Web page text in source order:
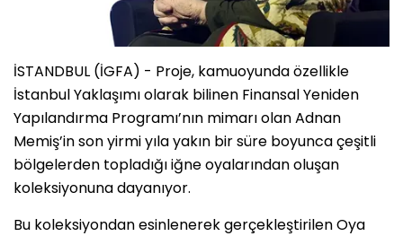
İSTANDBUL (İGFA) - Proje, kamuoyunda özellikle
İstanbul Yaklaşımı olarak bilinen Finansal Yeniden
Yapılandırma Programı’nın mimarı olan Adnan
Memiş’in son yirmi yıla yakın bir süre boyunca çeşitli
bölgelerden topladığı iğne oyalarından oluşan
koleksiyonuna dayanıyor.
Bu koleksiyondan esinlenerek gerçekleştirilen Oya